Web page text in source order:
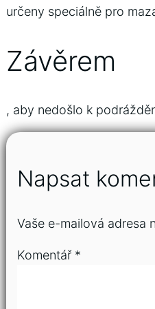
určeny speciálně pro
Závěrem
, aby nedošlo k
Napsat
Vaše e-mailová adresa
Komentář *